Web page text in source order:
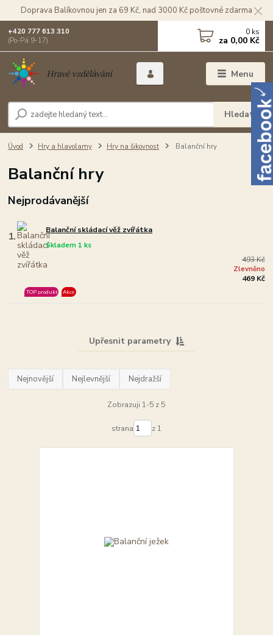
Doprava Balíkovnou jen za 69 Kč, nad 3000 Kč poštovné zdarma
Menu
Hledat
+420 777 613 310
(Po-Pá 9-17)
0 ks
za 0,00 Kč
Úvod Hry a hlavolamy Hry na šikovnost Balanční hry
Balanční hry
Nejprodávanější
1. Balanční skládací věž zvířátka
Skladem 1 ks
TOP produkt Akce
493 Kč
Zlevněno
469 Kč
Upřesnit parametry
Nejnovější Nejlevnější Nejdražší
Zobrazuji 1-5 z 5
strana z 1